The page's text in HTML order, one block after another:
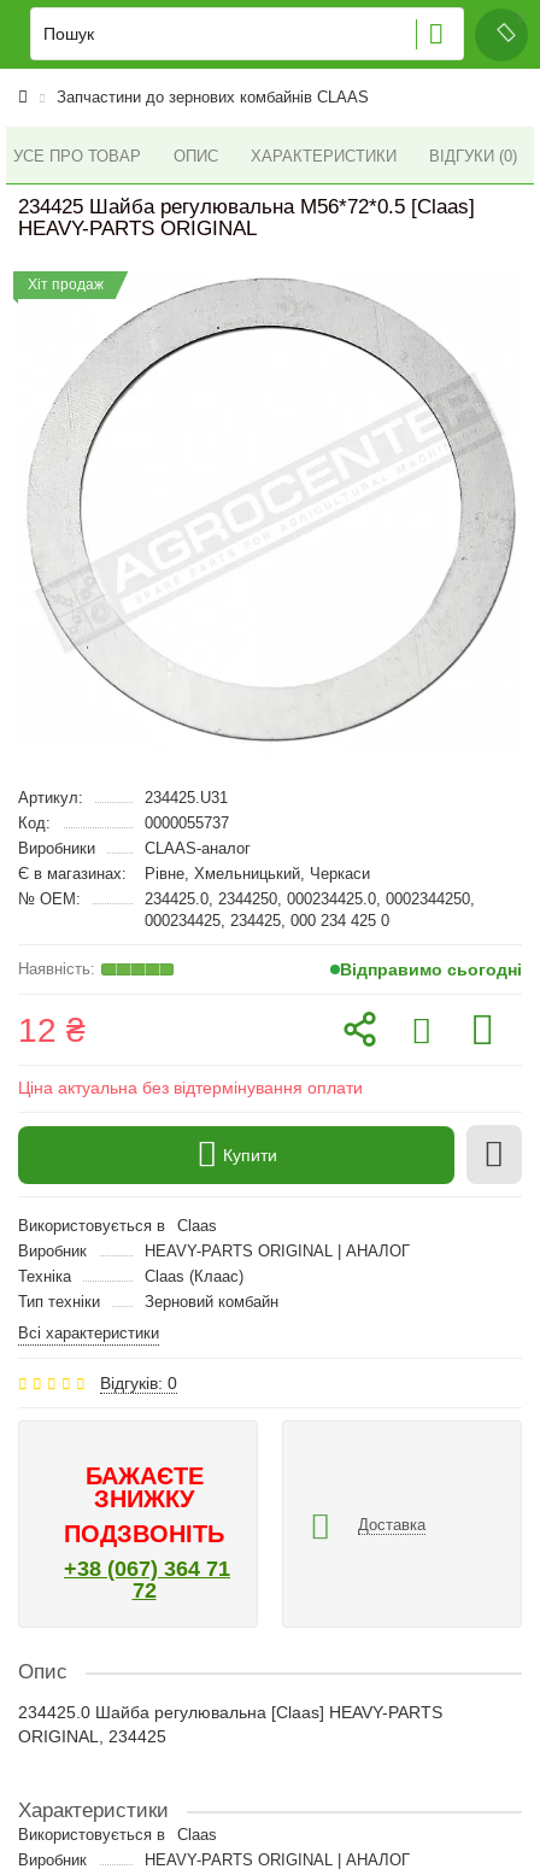
Запчастини до зернових комбайнів CLAAS
УСЕ ПРО ТОВАР ОПИС ХАРАКТЕРИСТИКИ ВІДГУКИ (0)
234425 Шайба регулювальна M56*72*0.5 [Claas]
HEAVY-PARTS ORIGINAL
Хіт продаж
Артикул:
234425.U31
Код:
0000055737
Виробники
CLAAS-аналог
Є в магазинах:
Рівне, Хмельницький, Черкаси
№ OEM:
234425.0, 2344250, 000234425.0, 0002344250,
000234425, 234425, 000 234 425 0
Відправимо сьогодні
12 ₴
Ціна актуальна без відтермінування оплати
Купити
Використовується в
Claas
Виробник
HEAVY-PARTS ORIGINAL | АНАЛОГ
Техніка
Claas (Клаас)
Тип техніки
Зерновий комбайн
Всі характеристики
Відгуків: 0
БАЖАЄТЕ
ЗНИЖКУ
ПОДЗВОНІТЬ
+38 (067) 364 71
72
Доставка
Опис
234425.0 Шайба регулювальна [Claas] HEAVY-PARTS
ORIGINAL, 234425
Характеристики
Використовується в
Claas
Виробник
HEAVY-PARTS ORIGINAL | АНАЛОГ